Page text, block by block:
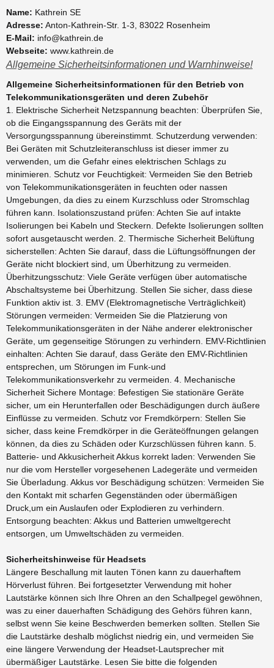
Name: Kathrein SE
Adresse: Anton-Kathrein-Str. 1-3, 83022 Rosenheim
E-Mail: info@kathrein.de
Webseite: www.kathrein.de
Allgemeine Sicherheitsinformationen und Warnhinweise!
Allgemeine Sicherheitsinformationen für den Betrieb von
Telekommunikationsgeräten und deren Zubehör
1. Elektrische Sicherheit Netzspannung beachten: Überprüfen Sie,
ob die Eingangsspannung des Geräts mit der
Versorgungsspannung übereinstimmt. Schutzerdung verwenden:
Bei Geräten mit Schutzleiteranschluss ist dieser immer zu
verwenden, um die Gefahr eines elektrischen Schlags zu
minimieren. Schutz vor Feuchtigkeit: Vermeiden Sie den Betrieb
von Telekommunikationsgeräten in feuchten oder nassen
Umgebungen, da dies zu einem Kurzschluss oder Stromschlag
führen kann. Isolationszustand prüfen: Achten Sie auf intakte
Isolierungen bei Kabeln und Steckern. Defekte Isolierungen sollten
sofort ausgetauscht werden. 2. Thermische Sicherheit Belüftung
sicherstellen: Achten Sie darauf, dass die Lüftungsöffnungen der
Geräte nicht blockiert sind, um Überhitzung zu vermeiden.
Überhitzungsschutz: Viele Geräte verfügen über automatische
Abschaltsysteme bei Überhitzung. Stellen Sie sicher, dass diese
Funktion aktiv ist. 3. EMV (Elektromagnetische Verträglichkeit)
Störungen vermeiden: Vermeiden Sie die Platzierung von
Telekommunikationsgeräten in der Nähe anderer elektronischer
Geräte, um gegenseitige Störungen zu verhindern. EMV-Richtlinien
einhalten: Achten Sie darauf, dass Geräte den EMV-Richtlinien
entsprechen, um Störungen im Funk-und
Telekommunikationsverkehr zu vermeiden. 4. Mechanische
Sicherheit Sichere Montage: Befestigen Sie stationäre Geräte
sicher, um ein Herunterfallen oder Beschädigungen durch äußere
Einflüsse zu vermeiden. Schutz vor Fremdkörpern: Stellen Sie
sicher, dass keine Fremdkörper in die Geräteöffnungen gelangen
können, da dies zu Schäden oder Kurzschlüssen führen kann. 5.
Batterie- und Akkusicherheit Akkus korrekt laden: Verwenden Sie
nur die vom Hersteller vorgesehenen Ladegeräte und vermeiden
Sie Überladung. Akkus vor Beschädigung schützen: Vermeiden Sie
den Kontakt mit scharfen Gegenständen oder übermäßigen
Druck,um ein Auslaufen oder Explodieren zu verhindern.
Entsorgung beachten: Akkus und Batterien umweltgerecht
entsorgen, um Umweltschäden zu vermeiden.
Sicherheitshinweise für Headsets
Längere Beschallung mit lauten Tönen kann zu dauerhaftem
Hörverlust führen. Bei fortgesetzter Verwendung mit hoher
Lautstärke können sich Ihre Ohren an den Schallpegel gewöhnen,
was zu einer dauerhaften Schädigung des Gehörs führen kann,
selbst wenn Sie keine Beschwerden bemerken sollten. Stellen Sie
die Lautstärke deshalb möglichst niedrig ein, und vermeiden Sie
eine längere Verwendung der Headset-Lautsprecher mit
übermäßiger Lautstärke. Lesen Sie bitte die folgenden